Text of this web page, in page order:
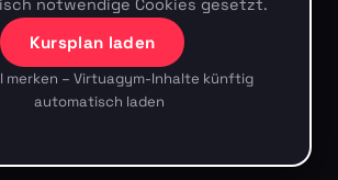
notwendige Cookies gesetzt.
Kursplan laden
merken – Virtuagym-Inhalte künftig
automatisch laden